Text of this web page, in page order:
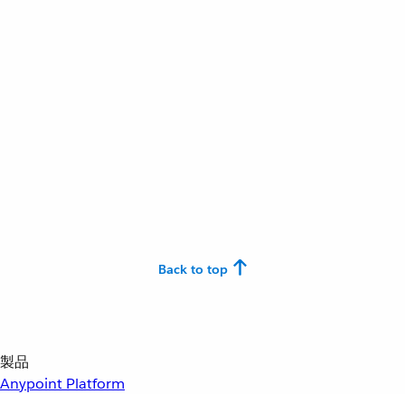
Back to top
製品
Anypoint Platform